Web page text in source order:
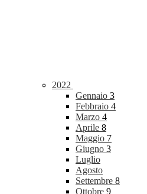
2022
Gennaio 3
Febbraio 4
Marzo 4
Aprile 8
Maggio 7
Giugno 3
Luglio
Agosto
Settembre 8
Ottobre 9